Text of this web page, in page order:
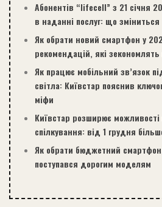
Абонентів “lifecell” з 21 січня
в наданні послуг: що зміниться
Як обрати новий смартфон у
рекомендацій, які
Як працює мобільний зв’язок
світла: Київстар пояснив
міфи
Київстар розширює
спілкування: від 1 грудня
Як обрати бюджетний
поступався дорогим моделям